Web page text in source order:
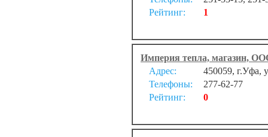
Рейтинг:
1
Империя тепла, магазин,
Адрес:
450059, г.Уфа,
Телефоны:
277-62-77
Рейтинг:
0